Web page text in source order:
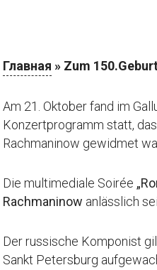
Главная » Zum
Am 21. Oktober fand im
Konzertprogramm statt,
Rachmaninow gewidmet
Die multimediale Soirée
Rachmaninow anlässlich
Der russische Komponist
Sankt Petersburg